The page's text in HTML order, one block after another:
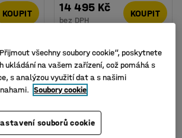
KOUPIT 14 495 Kč
bez DPH
KOUPIT
všechny soubory cookie“, poskytnete
ukládání na vašem zařízení, což pomáhá s
s analýzou využití dat a s našimi
Soubory cookie
souborů cookie